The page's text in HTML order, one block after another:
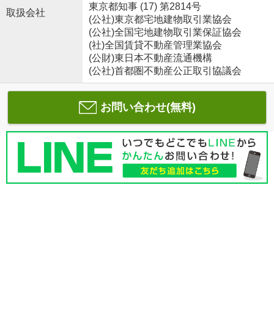
取扱会社
東京都知事 (17) 第2814号
(公社)東京都宅地建物取引業協会
(公社)全国宅地建物取引業保証協会
(社)全国賃貸不動産管理業協会
(公財)東日本不動産流通機構
(公社)首都圏不動産公正取引協議会
お問い合わせ(無料)